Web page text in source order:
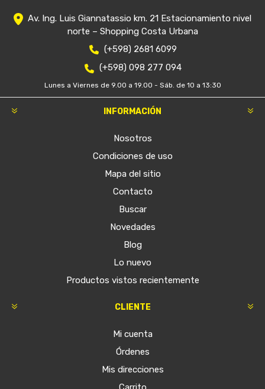
Av. Ing. Luis Giannatassio km. 21 Estacionamiento nivel
norte – Shopping Costa Urbana
(+598) 2681 6099
(+598) 098 277 094
Lunes a Viernes de 9.00 a 19.00 - Sáb. de 10 a 13:30
INFORMACIÓN
Nosotros
Condiciones de uso
Mapa del sitio
Contacto
Buscar
Novedades
Blog
Lo nuevo
Productos vistos recientemente
CLIENTE
Mi cuenta
Órdenes
Mis direcciones